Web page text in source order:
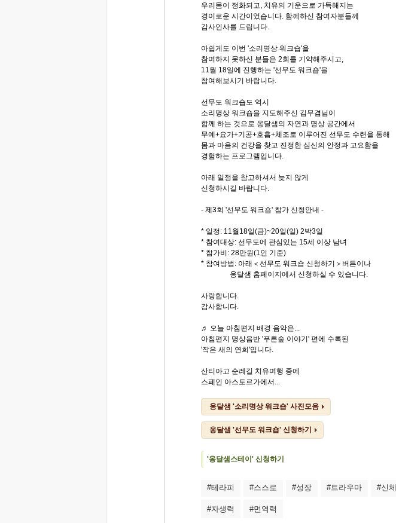
우리몸이 정화되고, 치유의 기운으로 가득해지는
경이로운 시간이었습니다. 함께하신 참여자분들께
감사인사를 드립니다.
아쉽게도 이번 '소리명상 워크숍'을
참여하지 못하신 분들은 2회를 기약해주시고,
11월 18일에 진행하는 '선무도 워크숍'을
참여해보시기 바랍니다.
선무도 워크숍도 역시
소리명상 워크숍을 지도해주신 김무겸님이
함께 하는 것으로 옹달샘의 자연과 명상 공간에서
무예+요가+기공+호흡+체조로 이루어진 선무도 수련을 통해
몸과 마음의 건강을 찾고 진정한 심신의 안정과 고요함을
경험하는 프로그램입니다.
아래 일정을 참고하셔서 늦지 않게
신청하시길 바랍니다.
- 제3회 '선무도 워크숍' 참가 신청안내 -
* 일정: 11월18일(금)~20일(일) 2박3일
* 참여대상: 선무도에 관심있는 15세 이상 남녀
* 참가비: 28만원(1인 기준)
* 참여방법: 아래＜선무도 워크숍 신청하기＞버튼이나
옹달샘 홈페이지에서 신청하실 수 있습니다.
사랑합니다.
감사합니다.
♬ 오늘 아침편지 배경 음악은...
아침편지 명상음반 '푸른숲 이야기' 편에 수록된
'작은 새의 연희'입니다.
산티아고 순례길 치유여행 중에
스페인 아스토르가에서...
옹달샘 '소리명상 워크숍' 사진모음
옹달샘 '선무도 워크숍' 신청하기
'옹달샘스테이' 신청하기
#테라피 #스스로 #성장 #트라우마 #신체
#자생력 #면역력